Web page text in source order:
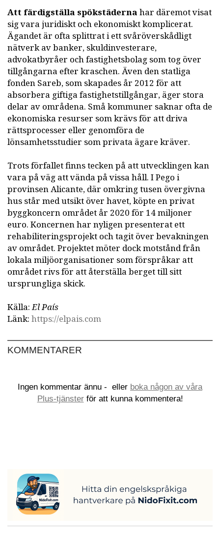
Att färdigställa spökstäderna har däremot visat
sig vara juridiskt och ekonomiskt komplicerat.
Ägandet är ofta splittrat i ett svåröverskådligt
nätverk av banker, skuldinvesterare,
advokatbyråer och fastighetsbolag som tog över
tillgångarna efter kraschen. Även den statliga
fonden Sareb, som skapades år 2012 för att
absorbera giftiga fastighetstillgångar, äger stora
delar av områdena. Små kommuner saknar ofta de
ekonomiska resurser som krävs för att driva
rättsprocesser eller genomföra de
lönsamhetsstudier som privata ägare kräver.
Trots förfallet finns tecken på att utvecklingen kan
vara på väg att vända på vissa håll. I Pego i
provinsen Alicante, där omkring tusen övergivna
hus står med utsikt över havet, köpte en privat
byggkoncern området år 2020 för 14 miljoner
euro. Koncernen har nyligen presenterat ett
rehabiliteringsprojekt och tagit över bevakningen
av området. Projektet möter dock motstånd från
lokala miljöorganisationer som förspråkar att
området rivs för att återställa berget till sitt
ursprungliga skick.
Källa:El País
Länk: https://elpais.com
KOMMENTARER
Ingen kommentar ännu - eller boka någon av våra
Plus-tjänsterför att kunna kommentera!